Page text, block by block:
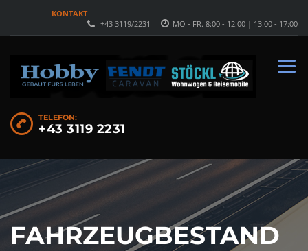
KONTAKT
MO - FR. 8:00 - 12:00 | 13:00 - 17:00
+43 3119/2231
TELEFON:
+43 3119 2231
FAHRZEUGBESTAND